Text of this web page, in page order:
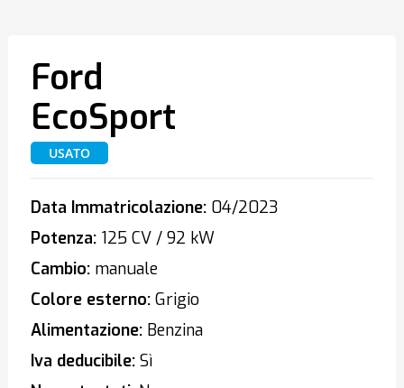
Ford
EcoSport
USATO
Data Immatricolazione:04/2023
Potenza:125 CV / 92 kW
Cambio:manuale
Colore esterno:Grigio
Alimentazione:Benzina
Iva deducibile:Sì